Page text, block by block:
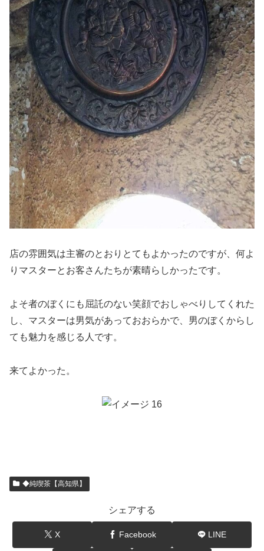
店の雰囲気は主審のとおりとてもよかったのですが、何よ
りマスターとお客さんたちが素晴らしかったです。
よそ者のぼくにも屈託のない笑顔でおしゃべりしてくれた
し、マスターは男気があっておおらかで、男のぼくからし
ても魅力を感じる人です。
来てよかった。
◆純喫茶【高知県】
シェアする
X Facebook LINE